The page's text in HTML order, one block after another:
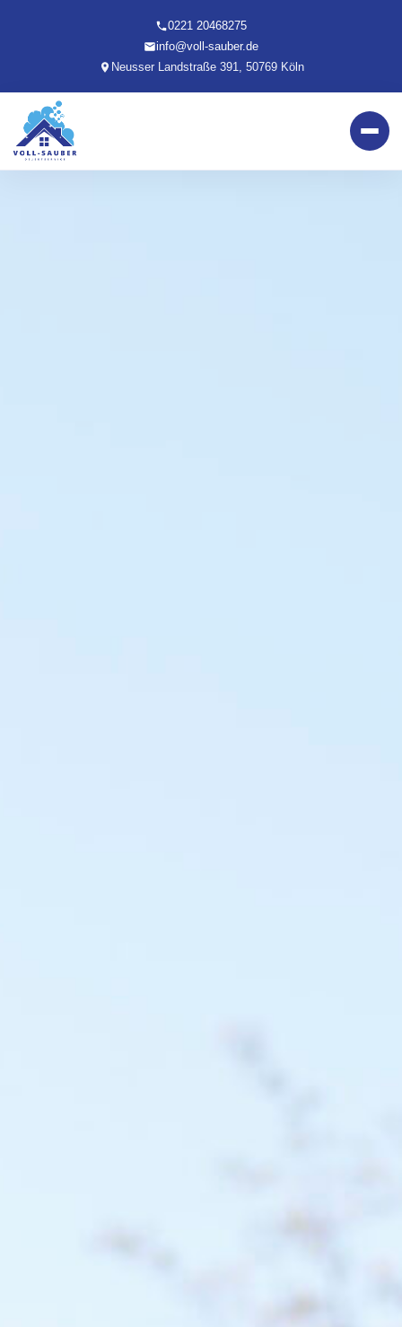
0221 20468275
info@voll-sauber.de
Neusser Landstraße 391, 50769 Köln